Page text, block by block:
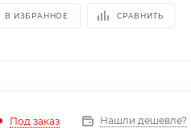
В ИЗБРАННОЕ СРАВНИТЬ
Под заказ Нашли дешевле?